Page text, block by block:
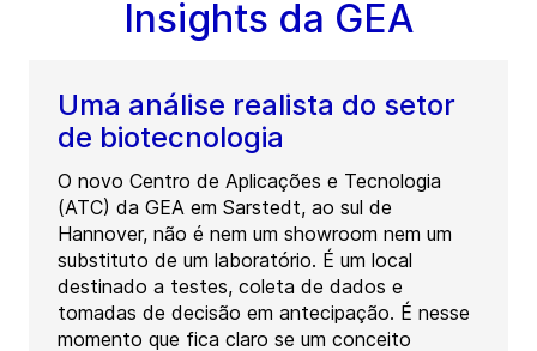
Insights da GEA
Uma análise realista do setor
de biotecnologia
O novo Centro de Aplicações e Tecnologia
(ATC) da GEA em Sarstedt, ao sul de
Hannover, não é nem um showroom nem um
substituto de um laboratório. É um local
destinado a testes, coleta de dados e
tomadas de decisão em antecipação. É nesse
momento que fica claro se um conceito